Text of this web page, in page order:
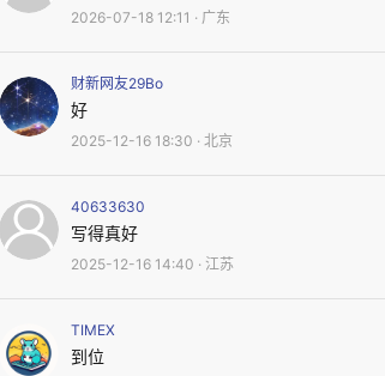
个相应的应对方案。
那么现在，禁止之后的方案呢？没有
于是，我们以前看到，以后也还会
哭喊的那些视频。我还记得一则视频中
喊着：我就有这么一辆电瓶车，你收了
要听到她们的哭声。
2026-07-18 12:11 · 广东
财新网友29Bo
好
2025-12-16 18:30 · 北京
40633630
写得真好
2025-12-16 14:40 · 江苏
TIMEX
到位